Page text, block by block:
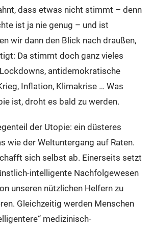
dass etwas nicht stimmt – denn
ist ja nie genug – und ist
wir dann den Blick nach draußen,
Da stimmt doch ganz vieles
antidemokratische
Inflation, Klimakrise … Was
ist, droht es bald zu werden.
der Utopie: ein düsteres
wie der Weltuntergang auf Raten.
sich selbst ab. Einerseits setzt
intelligente Nachfolgewesen
unseren nützlichen Helfern zu
Gleichzeitig werden Menschen
medizinisch-